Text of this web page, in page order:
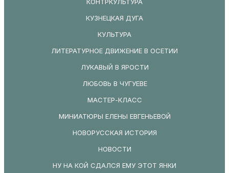
КУЗНЕЦКАЯ ДУГА
КУЛЬТУРА
ЛИТЕРАТУРНОЕ ДВИЖЕНИЕ В ОСЕТИИ
ЛУКАВЫЙ В ЯРОСТИ
ЛЮБОВЬ В ЧУГУЕВЕ
МАСТЕР-КЛАСС
МИНИАТЮРЫ ЕЛЕНЫ ЕВГЕНЬЕВОЙ
НОВОРУССКАЯ ИСТОРИЯ
НОВОСТИ
НУ НА КОЙ СДАЛСЯ ЕМУ ЭТОТ ЯНКИ